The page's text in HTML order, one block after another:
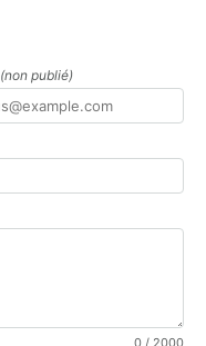
(non publié)
0 / 2000